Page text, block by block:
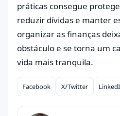
práticas consegue
reduzir dívidas e manter
organizar as finanças
obstáculo e se torna um
vida mais tranquila.
Compartilhar
Facebook X/Twitter